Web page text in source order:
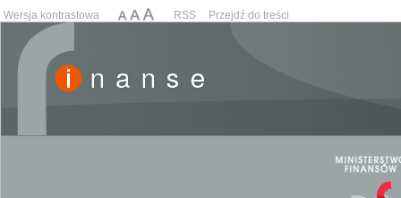
Wersja kontrastowa RSS Przejdź do treści